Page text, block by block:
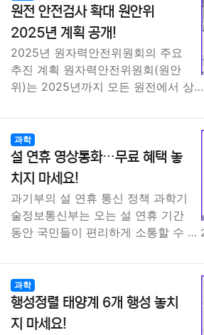
원전 안전검사 확대 원안위
2025년 계획 공개!
2025년 원자력안전위원회의 주요
추진 계획 원자력안전위원회(원안
위)는 2025년까지 모든 원전에서 상…
과학
설 연휴 영상통화…무료 혜택 놓
치지 마세요!
과기부의 설 연휴 통신 정책 과학기
술정보통신부는 오는 설 연휴 기간
동안 국민들이 편리하게 소통할 수 …
과학
행성정렬 태양계 6개 행성 놓치
지 마세요!